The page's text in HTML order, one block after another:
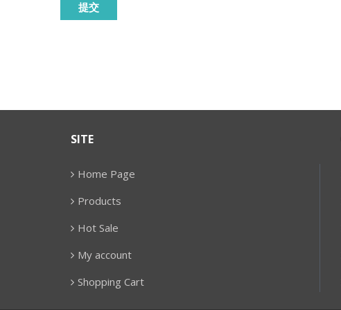
SITE
Home Page
Products
Hot Sale
My account
Shopping Cart